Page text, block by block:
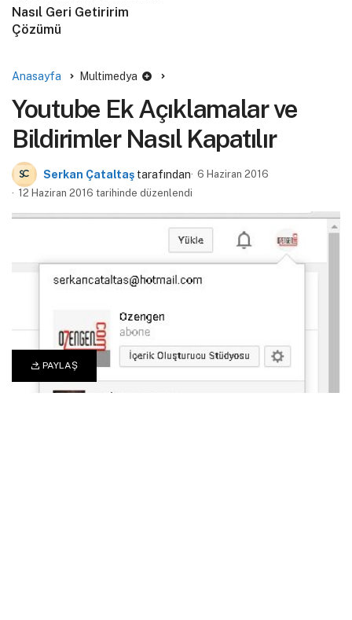
PAYLAŞ
Nasıl Geri Getiririm
Çözümü
Anasayfa Multimedya
Youtube Ek Açıklamalar ve
Bildirimler Nasıl Kapatılır
Serkan Çataltaş tarafından 6 Haziran 2016
12 Haziran 2016 tarihinde düzenlendi